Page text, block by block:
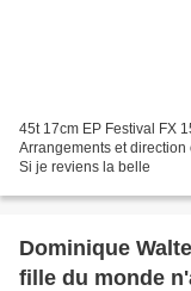
45t 17cm EP Festival FX
Arrangements et
Si je reviens la belle
Dominique
fille du monde